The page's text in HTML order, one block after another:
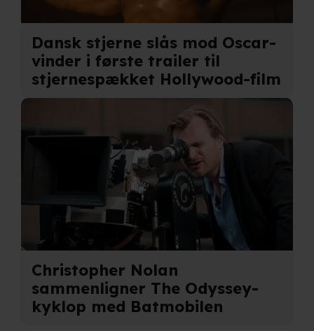
præferencer og til markedsføring.
Når vi anvender cookies, behandler vi kortvarigt din IP-
adresse. IP-adressen kan blive delt med vores
partnere. Du kan læse mere om vores brug af cookies og
behandling af dine personoplysninger i både vores
privatlivspolitik
Dansk stjerne slås mod Oscar-
vinder i første trailer til
stjernespækket Hollywood-film
Christopher Nolan
sammenligner The Odyssey-
kyklop med Batmobilen